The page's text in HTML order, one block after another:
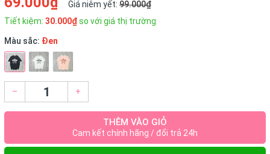
Giá niêm yết: 99.000₫
Tiết kiệm: 30.000₫so với giá thị trường
Màu sắc: Đen
– +
THÊM VÀO GIỎ
Cam kết chính hãng / đổi trả 24h